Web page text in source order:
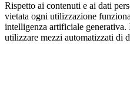
Rispetto ai contenuti e ai dati
vietata ogni utilizzazione
intelligenza artificiale generativa.
utilizzare mezzi automatizzati di